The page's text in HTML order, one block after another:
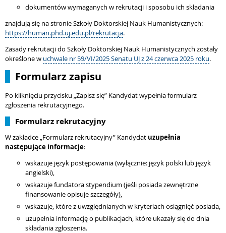
dokumentów wymaganych w rekrutacji i sposobu ich składania
znajdują się na stronie Szkoły Doktorskiej Nauk Humanistycznych:
https://human.phd.uj.edu.pl/rekrutacja.
Zasady rekrutacji do Szkoły Doktorskiej Nauk Humanistycznych zostały
określone w uchwale nr 59/VI/2025 Senatu UJ z 24 czerwca 2025 roku.
Formularz zapisu
Po kliknięciu przycisku „Zapisz się” Kandydat wypełnia formularz
zgłoszenia rekrutacyjnego.
Formularz rekrutacyjny
W zakładce „Formularz rekrutacyjny” Kandydat uzupełnia
następujące informacje:
wskazuje język postępowania (wyłącznie: język polski lub język
angielski),
wskazuje fundatora stypendium (jeśli posiada zewnętrzne
finansowanie opisuje szczegóły),
wskazuje, które z uwzględnianych w kryteriach osiągnięć posiada,
uzupełnia informację o publikacjach, które ukazały się do dnia
składania zgłoszenia.